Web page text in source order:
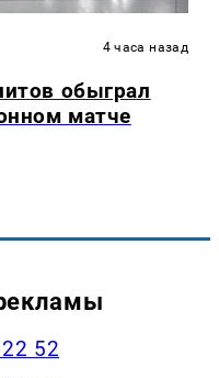
4 часа назад
обыграл
матче
52